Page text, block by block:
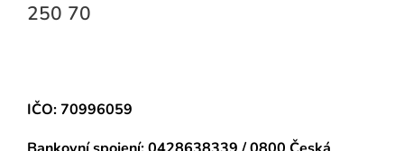
250 70
IČO: 70996059